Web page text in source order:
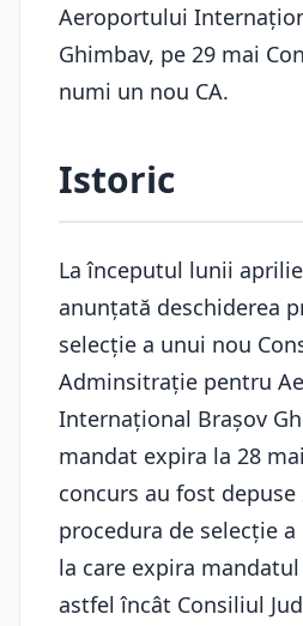
Aeroportului
Ghimbav, pe 29 mai
numi un nou CA.
Istoric
La începutul lunii
anunțată deschiderea
selecție a unui nou
Adminsitrație pentru
Internațional Brașov
mandat expira la 28
concurs au fost
procedura de selecție
la care expira
astfel încât Consiliul